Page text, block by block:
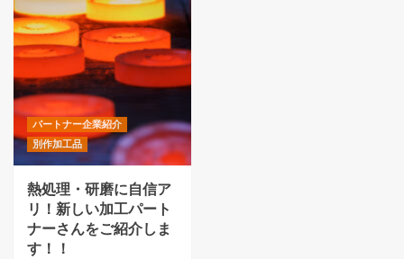
パートナー企業紹介
別作加工品
熱処理・研磨に自信ア
リ！新しい加工パート
ナーさんをご紹介しま
す！！